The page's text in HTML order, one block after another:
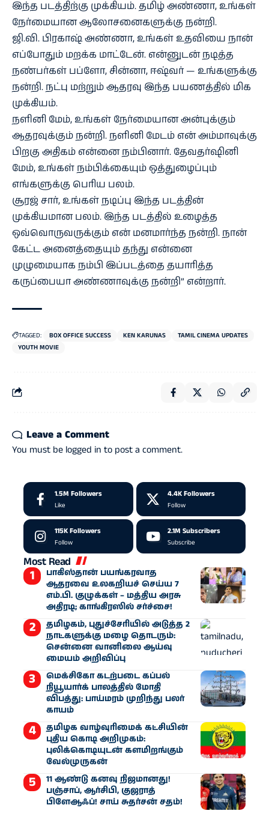
இந்த படத்திற்கு முக்கியம். தமிழ் அண்ணா, உங்கள்
நேர்மையான ஆலோசனைகளுக்கு நன்றி.
ஜி.வி. பிரகாஷ் அண்ணா, உங்கள் உதவியை நான்
எப்போதும் மறக்க மாட்டேன். என்னுடன் நடித்த
நண்பர்கள் பப்ளோ, சின்னா, ஈஷ்வர் — உங்களுக்கு
நன்றி. நட்பு மற்றும் ஆதரவு இந்த பயணத்தில் மிக
முக்கியம்.
நளினி மேம், உங்கள் நேர்மையான அன்புக்கும்
ஆதரவுக்கும் நன்றி. நளினி மேடம் என் அம்மாவுக்கு
பிறகு அதிகம் என்னை நம்பினார். தேவதர்ஷினி
மேம், உங்கள் நம்பிக்கையும் ஒத்துழைப்பும்
எங்களுக்கு பெரிய பலம்.
சூரஜ் சார், உங்கள் நடிப்பு இந்த படத்தின்
முக்கியமான பலம். இந்த படத்தில் உழைத்த
ஒவ்வொருவருக்கும் என் மனமார்ந்த நன்றி. நான்
கேட்ட அனைத்தையும் தந்து என்னை
முழுமையாக நம்பி இப்படத்தை தயாரித்த
கருப்பையா அண்ணாவுக்கு நன்றி” என்றார்.
TAGGED: BOX OFFICE SUCCESS KEN KARUNAS
TAMIL CINEMA UPDATES
YOUTH MOVIE
Leave a Comment
You must be logged in to post a comment.
1.5M Followers
Like
4.4K Followers
Follow
115KFollowers
Follow
2.1M Subscribers
Subscribe
Most Read
பாகிஸ்தான் பயங்கரவாத
ஆதரவை உலகறியச் செய்ய 7
எம்.பி. குழுக்கள் – மத்திய அரசு
அதிரடி; காங்கிரஸில் சர்ச்சை!
தமிழகம், புதுச்சேரியில் அடுத்த 2
நாட்களுக்கு மழை தொடரும்:
சென்னை வானிலை ஆய்வு
மையம் அறிவிப்பு
மெக்சிகோ கடற்படை கப்பல்
நியூயார்க் பாலத்தில் மோதி
விபத்து: பாய்மரம் முறிந்து பலர்
காயம்
தமிழக வாழ்வுரிமைக் கட்சியின்
புதிய கொடி அறிமுகம்:
புலிக்கொடியுடன் களமிறங்கும்
வேல்முருகன்
11 ஆண்டு கனவு நிஜமானது!
பஞ்சாப், ஆர்சிபி, குஜராத்
பிளேஆஃப்! சாய் சுதர்சன் சதம்!